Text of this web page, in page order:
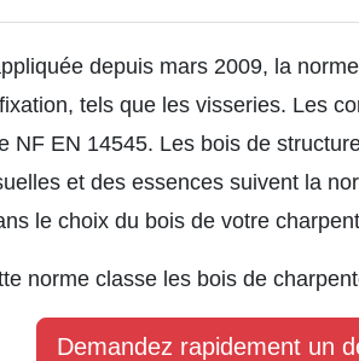
depuis mars 2009, la
tels que les visseries. Les
NF EN 14545. Les bois de
et des essences suivent la
le choix du bois de votre
norme classe les bois de
Demandez rapidement un